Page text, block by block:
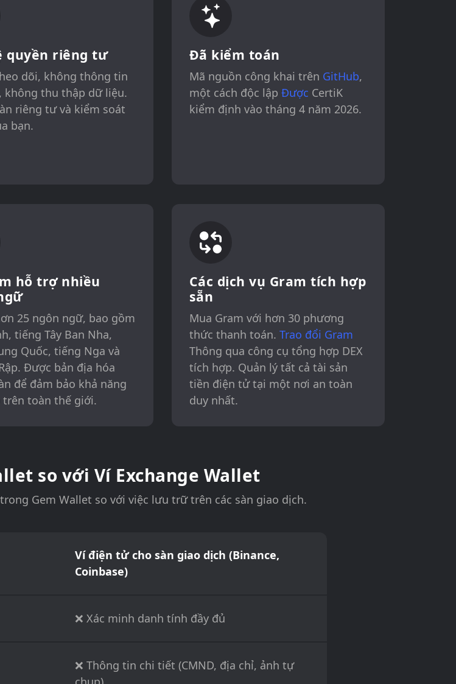
quyền riêng tư
dõi, không thông tin
không thu thập dữ liệu.
riêng tư và kiểm soát
bạn.
Đã kiểm toán
Mã nguồn công khai trên GitHub,
một cách độc lập Được CertiK
kiểm định vào tháng 4 năm 2026.
hỗ trợ nhiều
25 ngôn ngữ, bao gồm
tiếng Tây Ban Nha,
Quốc, tiếng Nga và
Được bản địa hóa
để đảm bảo khả năng
trên toàn thế giới.
Các dịch vụ Gram tích hợp
sẵn
Mua Gram với hơn 30 phương
thức thanh toán. Trao đổi Gram
Thông qua công cụ tổng hợp DEX
tích hợp. Quản lý tất cả tài sản
tiền điện tử tại một nơi an toàn
duy nhất.
so với Ví Exchange Wallet
Gem Wallet so với việc lưu trữ trên các sàn giao dịch.
Ví điện tử cho sàn giao dịch (Binance,
Coinbase)
❌ Xác minh danh tính đầy đủ
❌ Thông tin chi tiết (CMND, địa chỉ, ảnh tự